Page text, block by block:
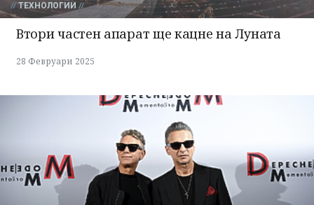
ТЕХНОЛОГИИ
Втори частен апарат ще кацне на Луната
28 Февруари 2025